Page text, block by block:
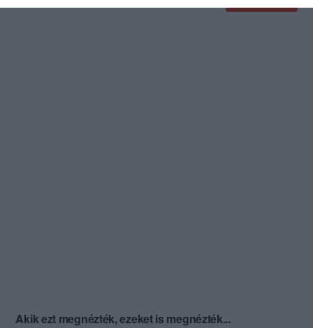
Akik ezt megnézték, ezeket is megnézték...